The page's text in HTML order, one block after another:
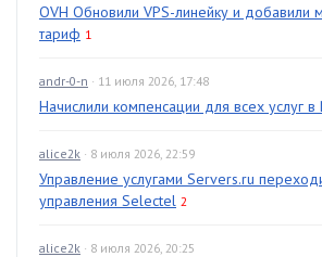
OVH Обновили VPS-линейку и добавили
тариф 1
andr-0-n · 11 июля 2026, 17:48
Начислили компенсации для всех услуг в
alice2k · 8 июля 2026, 22:59
Управление услугами Servers.ru
управления Selectel 2
alice2k · 8 июля 2026, 20:25